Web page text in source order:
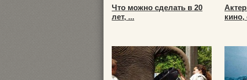
Что можно сделать в 20
лет, ...
кино,